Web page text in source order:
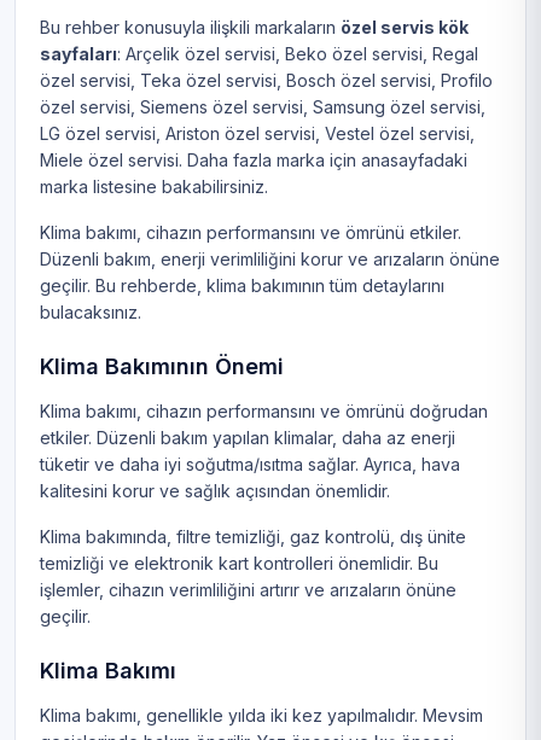
Bu rehber konusuyla ilişkili markaların özel servis kök
sayfaları: Arçelik özel servisi Beko özel servisi Regal
özel servisi Teka özel servisi Bosch özel servisi Profilo
özel servisi Siemens özel servisi Samsung özel servisi
LG özel servisi Ariston özel servisi Vestel özel servisi
Miele özel servisi. Daha fazla marka için anasayfadaki
marka listesine bakabilirsiniz.
Klima bakımı, cihazın performansını ve ömrünü etkiler.
Düzenli bakım, enerji verimliliğini korur ve arızaların önüne
geçilir. Bu rehberde, klima bakımının tüm detaylarını
bulacaksınız.
Klima Bakımının Önemi
Klima bakımı, cihazın performansını ve ömrünü doğrudan
etkiler. Düzenli bakım yapılan klimalar, daha az enerji
tüketir ve daha iyi soğutma/ısıtma sağlar. Ayrıca, hava
kalitesini korur ve sağlık açısından önemlidir.
Klima bakımında, filtre temizliği, gaz kontrolü, dış ünite
temizliği ve elektronik kart kontrolleri önemlidir. Bu
işlemler, cihazın verimliliğini artırır ve arızaların önüne
geçilir.
Klima Bakımı
Klima bakımı, genellikle yılda iki kez yapılmalıdır. Mevsim